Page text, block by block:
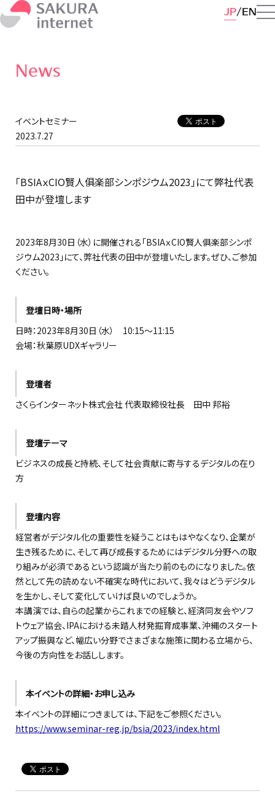
JP EN
News
イベントセミナー
2023.7.27
「BSIAｘCIO賢人俱楽部シンポジウム2023」にて弊社代表
田中が登壇します
2023年8月30日（水）に開催される「BSIAｘCIO賢人俱楽部シンポ
ジウム2023」にて、弊社代表の田中が登壇いたします。ぜひ、ご参加
ください。
登壇日時・場所
日時：2023年8月30日（水） 10:15～11:15
会場：秋葉原UDXギャラリー
登壇者
さくらインターネット株式会社 代表取締役社長 田中 邦裕
登壇テーマ
ビジネスの成長と持続、そして社会貢献に寄与するデジタルの在り
方
登壇内容
経営者がデジタル化の重要性を疑うことはもはやなくなり、企業が
生き残るために、そして再び成長するためにはデジタル分野への取
り組みが必須であるという認識が当たり前のものになりました。依
然として先の読めない不確実な時代において、我々はどうデジタル
を生かし、そして変化していけば良いのでしょうか。
本講演では、自らの起業からこれまでの経験と、経済同友会やソフ
トウェア協会、IPAにおける未踏人材発掘育成事業、沖縄のスタート
アップ振興など、幅広い分野でさまざまな施策に関わる立場から、
今後の方向性をお話しします。
本イベントの詳細・お申し込み
本イベントの詳細につきましては、下記をご参照ください。
https://www.seminar-reg.jp/bsia/2023/index.html